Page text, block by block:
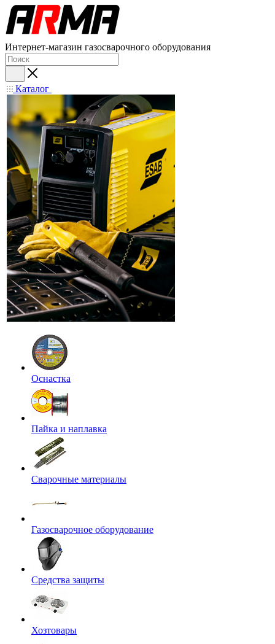
Интернет-магазин газосварочного оборудования
Каталог
Оснастка
Пайка и наплавка
Сварочные материалы
Газосварочное оборудование
Средства защиты
Хозтовары